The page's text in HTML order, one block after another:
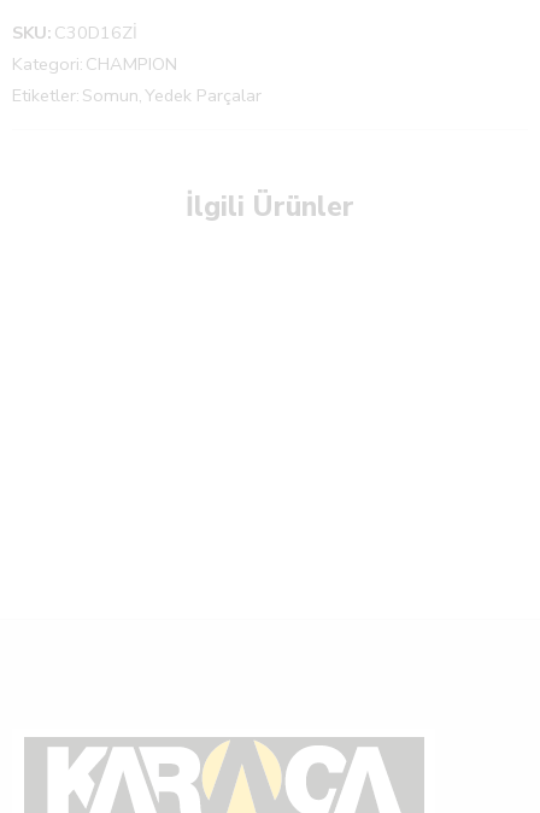
SKU: C30D16Zİ
Kategori: CHAMPION
Etiketler: Somun,Yedek Parçalar
İlgili Ürünler